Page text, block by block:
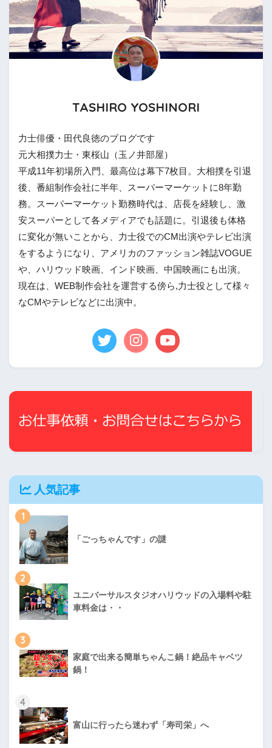
TASHIRO YOSHINORI
力士俳優・田代良徳のブログです
元大相撲力士・東桜山（玉ノ井部屋）
平成11年初場所入門、最高位は幕下7枚目。大相撲を引退
後、番組制作会社に半年、スーパーマーケットに8年勤
務。スーパーマーケット勤務時代は、店長を経験し、激
安スーパーとして各メディアでも話題に。引退後も体格
に変化が無いことから、力士役でのCM出演やテレビ出演
をするようになり、アメリカのファッション雑誌VOGUE
や、ハリウッド映画、インド映画、中国映画にも出演。
現在は、WEB制作会社を運営する傍ら,力士役として様々
なCMやテレビなどに出演中。
人気記事
1
「ごっちゃんです」の謎
2
ユニバーサルスタジオハリウッドの入場料や駐
車料金は・・
3
家庭で出来る簡単ちゃんこ鍋！絶品キャベツ
鍋！
4
富山に行ったら迷わず「寿司栄」へ